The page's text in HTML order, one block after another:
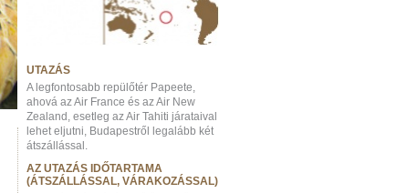
UTAZÁS
A legfontosabb repülőtér Papeete,
ahová az Air France és az Air New
Zealand, esetleg az Air Tahiti járataival
lehet eljutni, Budapestről legalább két
átszállással.
AZ UTAZÁS IDŐTARTAMA
(ÁTSZÁLLÁSSAL, VÁRAKOZÁSSAL)